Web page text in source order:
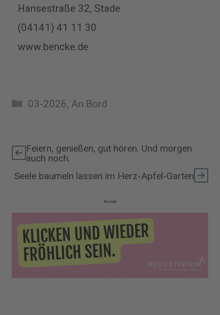
Hansestraße 32, Stade
(04141) 41 11 30
www.bencke.de
Kategorien
03-2026, An Bord
Feiern, genießen, gut hören. Und morgen
auch noch.
Seele baumeln lassen im Herz-Apfel-Garten
Anzeige